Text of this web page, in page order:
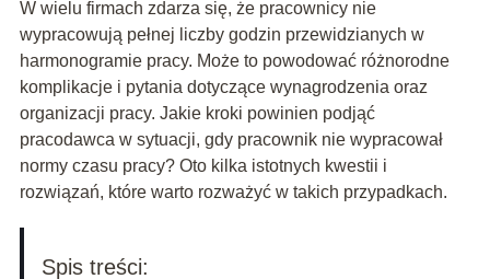
W wielu firmach zdarza się, że pracownicy nie
wypracowują pełnej liczby godzin przewidzianych w
harmonogramie pracy. Może to powodować różnorodne
komplikacje i pytania dotyczące wynagrodzenia oraz
organizacji pracy. Jakie kroki powinien podjąć
pracodawca w sytuacji, gdy pracownik nie wypracował
normy czasu pracy? Oto kilka istotnych kwestii i
rozwiązań, które warto rozważyć w takich przypadkach.
Spis treści: